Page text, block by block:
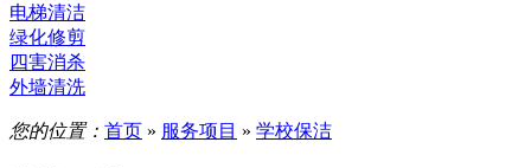
电梯清洁
绿化修剪
四害消杀
外墙清洗
您的位置： 首页 » 服务项目 » 学校保洁